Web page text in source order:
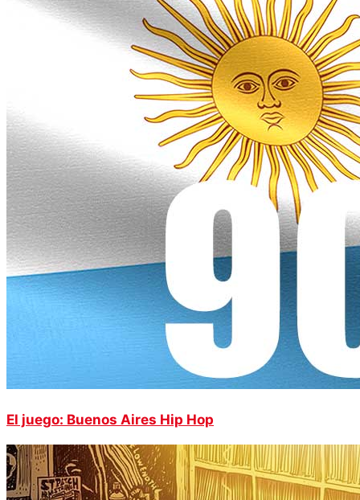
El juego: Buenos Aires Hip Hop